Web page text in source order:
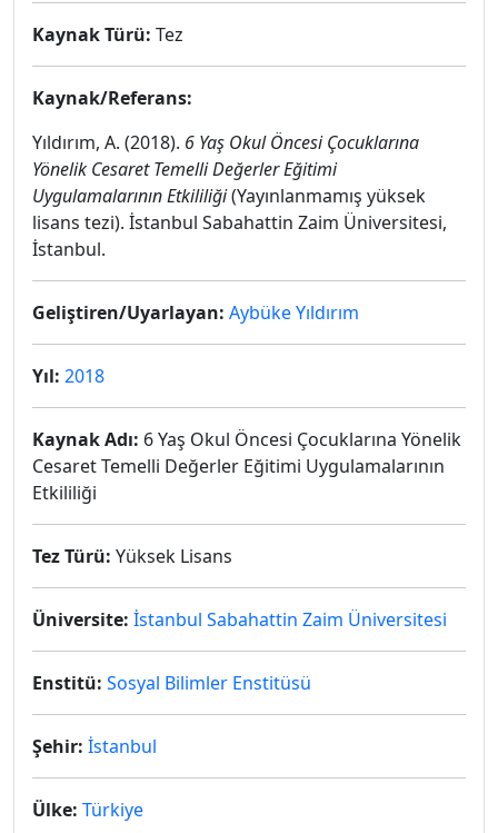
Kaynak Türü: Tez
Kaynak/Referans:
Yıldırım, A. (2018). 6 Yaş Okul Öncesi Çocuklarına
Yönelik Cesaret Temelli Değerler Eğitimi
Uygulamalarının Etkililiği(Yayınlanmamış yüksek
lisans tezi). İstanbul Sabahattin Zaim Üniversitesi,
İstanbul.
Geliştiren/Uyarlayan: Aybüke Yıldırım
Yıl: 2018
Kaynak Adı: 6 Yaş Okul Öncesi Çocuklarına Yönelik
Cesaret Temelli Değerler Eğitimi Uygulamalarının
Etkililiği
Tez Türü: Yüksek Lisans
Üniversite: İstanbul Sabahattin Zaim Üniversitesi
Enstitü: Sosyal Bilimler Enstitüsü
Şehir: İstanbul
Ülke: Türkiye